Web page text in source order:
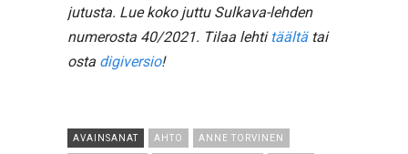
jutusta. Lue koko juttu Sulkava-lehden
numerosta 40/2021. Tilaa lehti täältätai
osta digiversio!
AVAINSANAT AHTO ANNE TORVINEN